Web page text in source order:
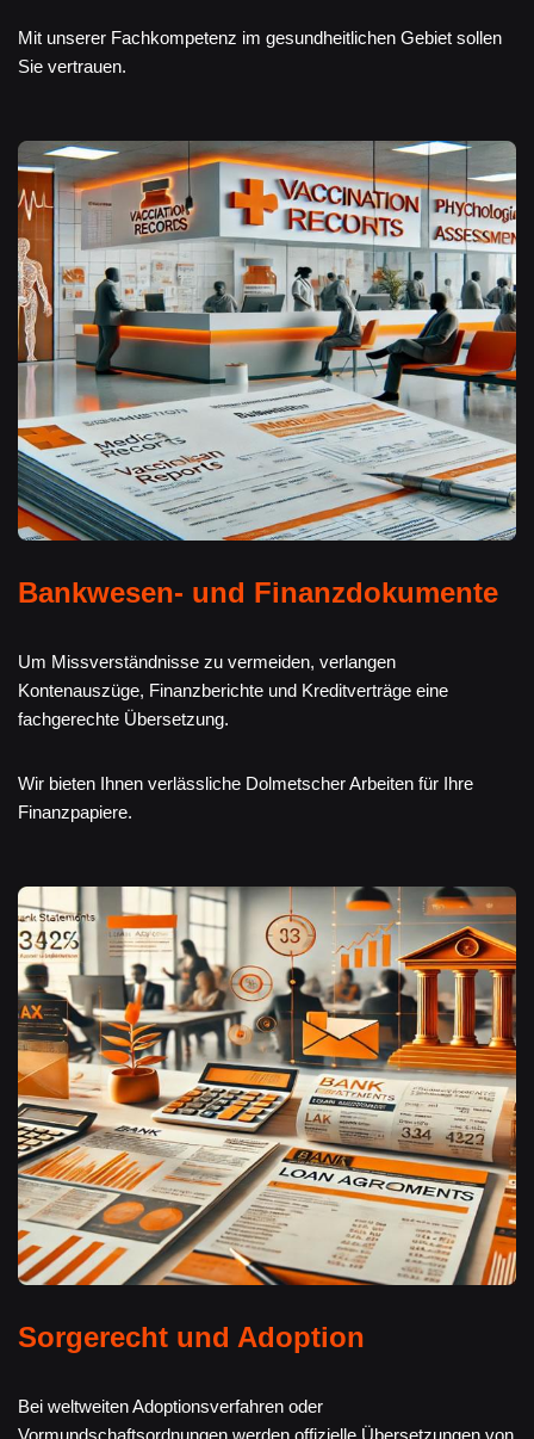
Mit unserer Fachkompetenz im gesundheitlichen Gebiet sollen
Sie vertrauen.
Bankwesen- und Finanzdokumente
Um Missverständnisse zu vermeiden, verlangen
Kontenauszüge, Finanzberichte und Kreditverträge eine
fachgerechte Übersetzung.
Wir bieten Ihnen verlässliche Dolmetscher Arbeiten für Ihre
Finanzpapiere.
Sorgerecht und Adoption
Bei weltweiten Adoptionsverfahren oder